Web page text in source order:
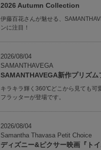
2026 Autumn Collection
伊藤百花さんが魅せる、
ンに注目！
2026/08/04
SAMANTHAVEGA
SAMANTHAVEGA新作プリズム
キラキラ輝く360℃どこから見ても可
フラッターが登場です。
2026/08/04
Samantha Thavasa Petit Choice
ディズニー&ピクサー映画『ト